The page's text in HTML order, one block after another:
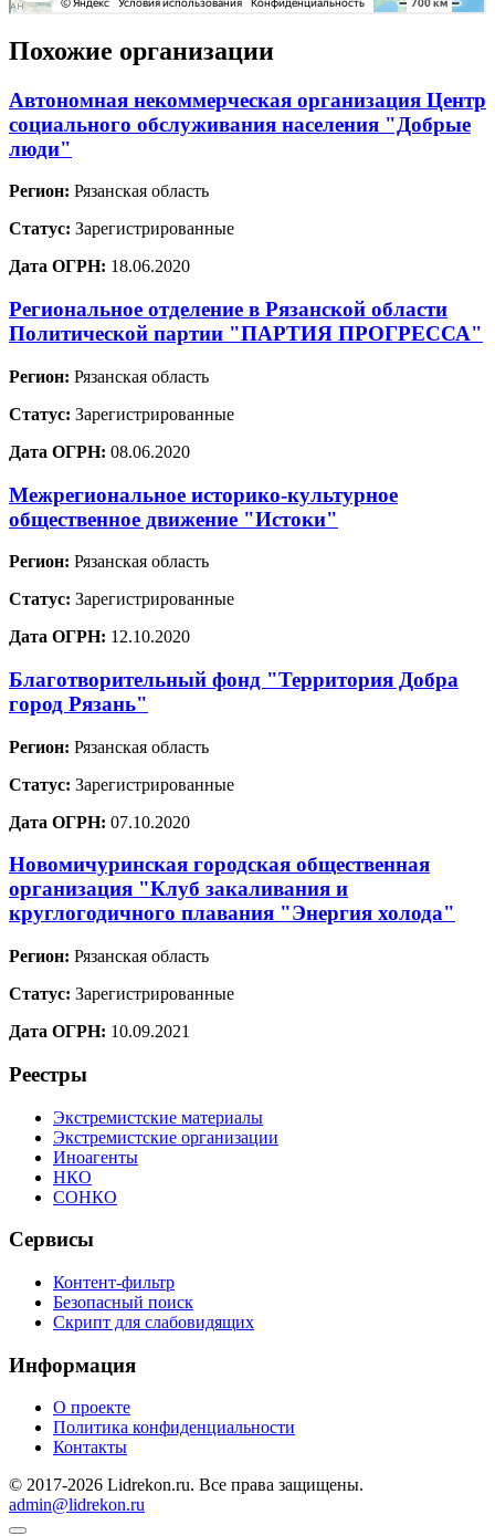
Похожие организации
Автономная некоммерческая организация Центр
социального обслуживания населения "Добрые
люди"
Регион: Рязанская область
Статус: Зарегистрированные
Дата ОГРН: 18.06.2020
Региональное отделение в Рязанской области
Политической партии "ПАРТИЯ ПРОГРЕССА"
Регион: Рязанская область
Статус: Зарегистрированные
Дата ОГРН: 08.06.2020
Межрегиональное историко-культурное
общественное движение "Истоки"
Регион: Рязанская область
Статус: Зарегистрированные
Дата ОГРН: 12.10.2020
Благотворительный фонд "Территория Добра
город Рязань"
Регион: Рязанская область
Статус: Зарегистрированные
Дата ОГРН: 07.10.2020
Новомичуринская городская общественная
организация "Клуб закаливания и
круглогодичного плавания "Энергия холода"
Регион: Рязанская область
Статус: Зарегистрированные
Дата ОГРН: 10.09.2021
Реестры
Экстремистские материалы
Экстремистские организации
Иноагенты
НКО
СОНКО
Сервисы
Контент-фильтр
Безопасный поиск
Скрипт для слабовидящих
Информация
О проекте
Политика конфиденциальности
Контакты
© 2017-2026 Lidrekon.ru. Все права защищены.
admin@lidrekon.ru